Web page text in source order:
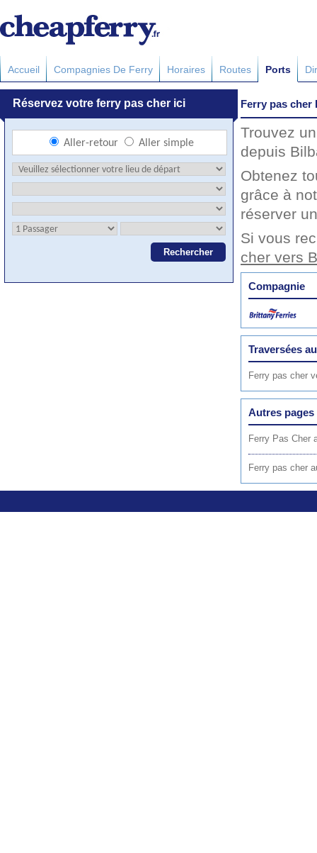
Accueil Compagnies De Ferry Horaires Routes Ports
Ferry pas cher
Trouvez
depuis
Obtenez
grâce à
réserver
Si vous
cher vers
Compagnie
Traversées
Ferry pas cher
Autres pages
Ferry Pas Cher
Ferry pas cher